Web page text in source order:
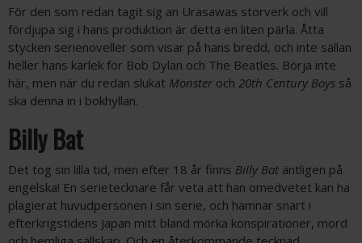
För den som redan tagit sig an Urasawas storverk och vill
fördjupa sig i hans produktion är detta en liten pärla. Åtta
stycken serienoveller som visar på hans bredd, och inte sällan
heller hans kärlek för Bob Dylan och The Beatles. Börja inte
här, men när du redan slukat Monster och 20th Century Boys så
ska denna in i bokhyllan.
Billy Bat
Det tog sin lilla tid, men efter 18 år finns Billy Bat äntligen på
engelska! En serietecknare får veta att han omedvetet kan ha
plagierat huvudpersonen i sin serie, och hamnar snart i
efterkrigstidens Japan mitt bland mörka konspirationer, mord